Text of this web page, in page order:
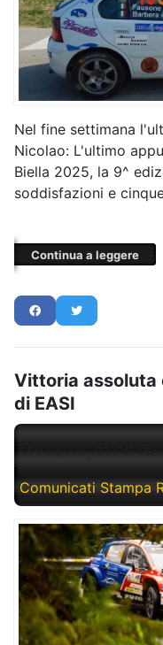
Nel fine settimana
Nicolao: L'ultimo
Biella 2025, la 9^
soddisfazioni e
Continua a leggere
Vittoria assoluta
di EASI
Mercoledì, 01
Comunicati Stampa